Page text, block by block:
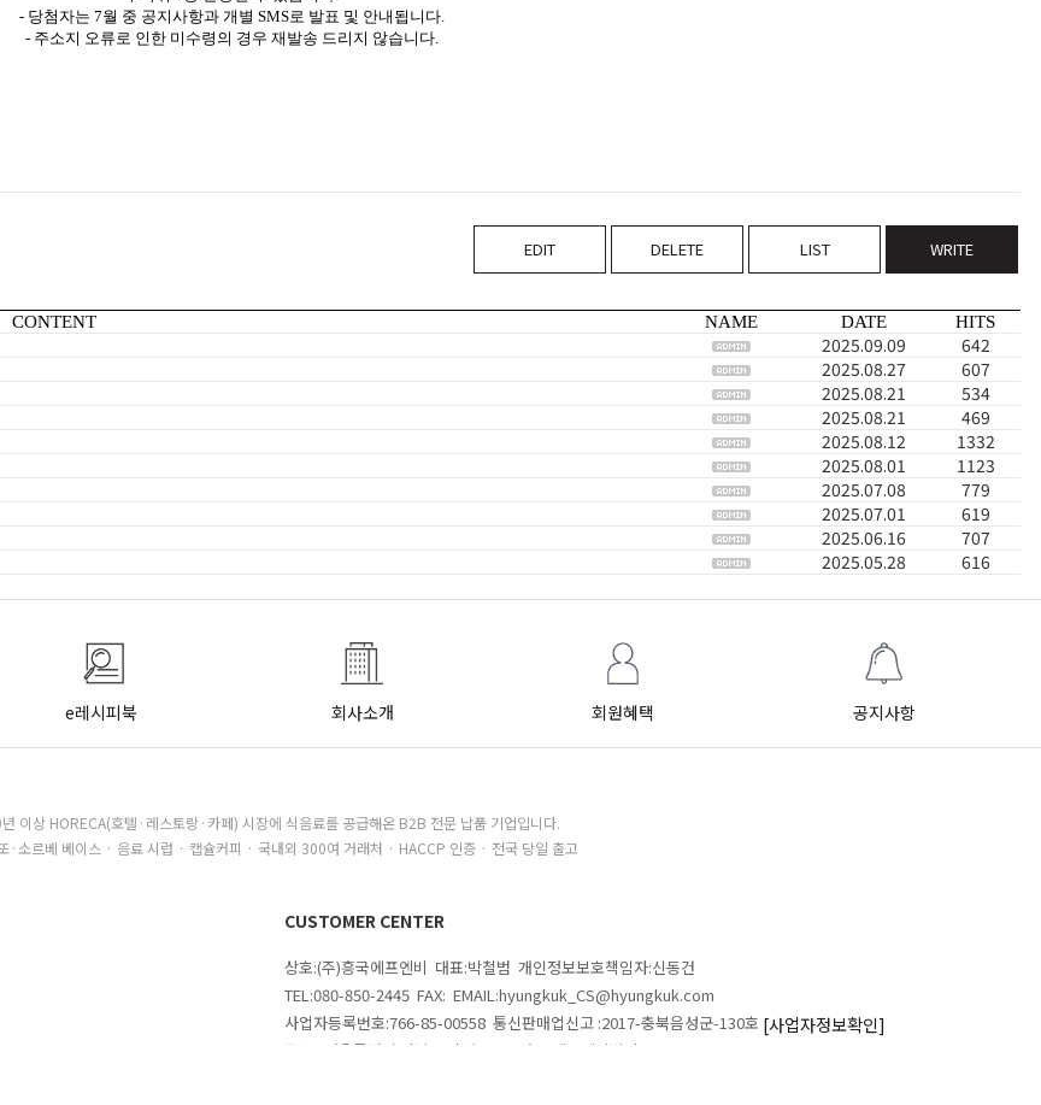
- 당첨자는 7월 중 공지사항과 개별 SMS로 발표 및 안내됩니다.
- 주소지 오류로 인한 미수령의 경우 재발송 드리지 않습니다.
EDIT DELETE LIST WRITE
CONTENT NAME DATE HITS
2025.09.09 642
2025.08.27 607
2025.08.21 534
2025.08.21 469
2025.08.12 1332
2025.08.01 1123
2025.07.08 779
2025.07.01 619
2025.06.16 707
2025.05.28 616
e레시피북 회사소개 회원혜택 공지사항
이상 HORECA(호텔·레스토랑·카페) 시장에 식음료를 공급해온 B2B 전문 납품 기업입니다.
·소르베 베이스 · 음료 시럽 · 캡슐커피 · 국내외 300여 거래처 · HACCP 인증 · 전국 당일 출고
CUSTOMER CENTER
상호:(주)흥국에프엔비 대표:박철범 개인정보보호책임자:신동건
TEL:080-850-2445 FAX: EMAIL:hyungkuk_CS@hyungkuk.com
사업자등록번호:766-85-00558 통신판매업신고 :2017-충북음성군-130호 [사업자정보확인]
주소 : 서울특별시 강남구 삼성로 546 흥국에프엔비빌딩